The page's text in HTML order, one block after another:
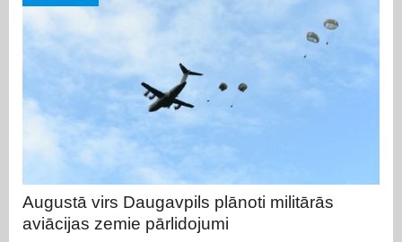
Augustā virs Daugavpils plānoti militārās
aviācijas zemie pārlidojumi